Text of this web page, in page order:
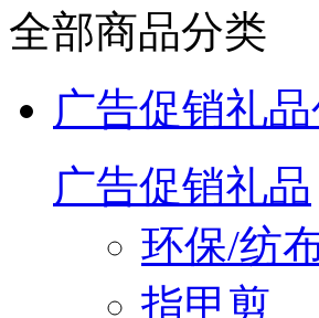
全部商品分类
广告促销礼品
广告促销礼品
环保/纺
指甲剪